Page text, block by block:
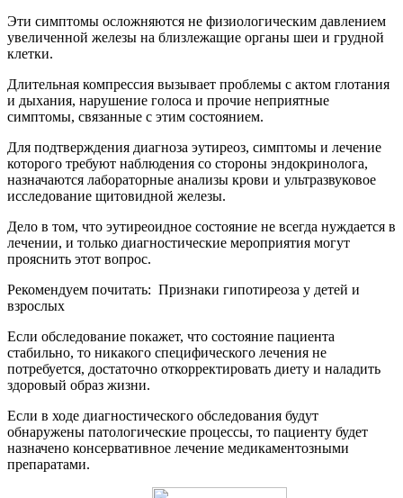
Эти симптомы осложняются не физиологическим давлением
увеличенной железы на близлежащие органы шеи и грудной
клетки.
Длительная компрессия вызывает проблемы с актом глотания
и дыхания, нарушение голоса и прочие неприятные
симптомы, связанные с этим состоянием.
Для подтверждения диагноза эутиреоз, симптомы и лечение
которого требуют наблюдения со стороны эндокринолога,
назначаются лабораторные анализы крови и ультразвуковое
исследование щитовидной железы.
Дело в том, что эутиреоидное состояние не всегда нуждается в
лечении, и только диагностические мероприятия могут
прояснить этот вопрос.
Рекомендуем почитать: Признаки гипотиреоза у детей и
взрослых
Если обследование покажет, что состояние пациента
стабильно, то никакого специфического лечения не
потребуется, достаточно откорректировать диету и наладить
здоровый образ жизни.
Если в ходе диагностического обследования будут
обнаружены патологические процессы, то пациенту будет
назначено консервативное лечение медикаментозными
препаратами.